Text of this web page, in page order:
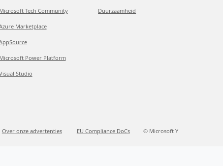
Microsoft Tech Community
Marketplace
Microsoft Power Platform
Studio
Duurzaamheid
Over onze advertenties EU Compliance DoCs © Microsoft Y